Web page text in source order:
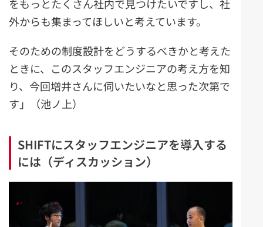
をもっとたくさん社内で見つけたいですし、社
外からも集まってほしいと考えています。
そのための制度設計をどうするべきかと考えた
ときに、このスタッフエンジニアの考え方を知
り、今回増井さんに伺いたいなと思った次第で
す」（池ノ上）
SHIFTにスタッフエンジニアを導入する
には（ディスカッション）